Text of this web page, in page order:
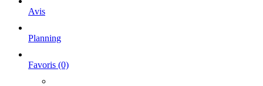
Avis
Planning
Favoris (0)